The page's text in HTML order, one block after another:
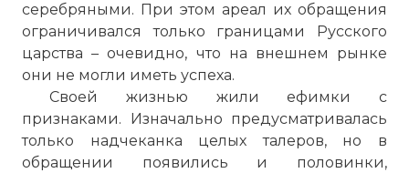
серебряными. При этом ареал их обращения
ограничивался только границами Русского
царства – очевидно, что на внешнем рынке
они не могли иметь успеха.
Своей жизнью жили ефимки с
признаками. Изначально предусматривалась
только надчеканка целых талеров, но в
обращении появились и половинки,
☓